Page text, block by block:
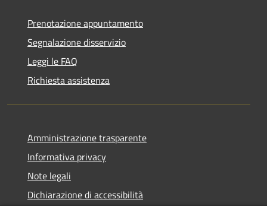
Prenotazione appuntamento
Segnalazione disservizio
Leggi le FAQ
Richiesta assistenza
Amministrazione trasparente
Informativa privacy
Note legali
Dichiarazione di accessibilità